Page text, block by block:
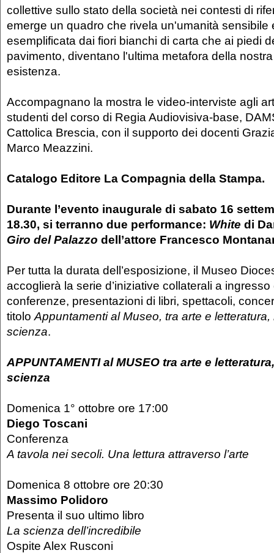
collettive sullo stato della società nei contesti di
emerge un quadro che rivela un'umanità sensibile
esemplificata dai fiori bianchi di carta che ai piedi
pavimento, diventano l'ultima metafora della
esistenza.
Accompagnano la mostra le video-interviste agli
studenti del corso di Regia Audiovisiva-base,
Cattolica Brescia, con il supporto dei docenti
Marco Meazzini.
Catalogo Editore La Compagnia della Stampa.
Durante l’evento inaugurale di sabato 16
18.30, si terranno due performance: White di
Giro del Palazzo dell’attore Francesco
Per tutta la durata dell’esposizione, il Museo
accoglierà la serie d’iniziative collaterali a
conferenze, presentazioni di libri, spettacoli,
titolo Appuntamenti al Museo, tra arte e
scienza.
APPUNTAMENTI al MUSEO tra arte e
scienza
Domenica 1° ottobre ore 17:00
Diego Toscani
Conferenza
A tavola nei secoli. Una lettura attraverso l’arte
Domenica 8 ottobre ore 20:30
Massimo Polidoro
Presenta il suo ultimo libro
La scienza dell’incredibile
Ospite Alex Rusconi